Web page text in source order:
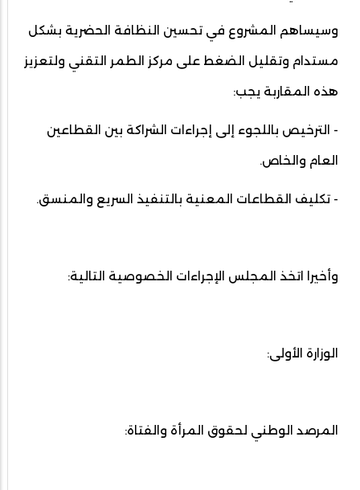
وسيساهم المشروع في تحسين النظافة الحضرية بشكل
مستدام وتقليل الضغط على مركز الطمر التقني ولتعزيز
هذه المقاربة يجب:
- الترخيص باللجوء إلى إجراءات الشراكة بين القطاعين
العام والخاص.
- تكليف القطاعات المعنية بالتنفيذ السريع والمنسق.
وأخيرا اتخذ المجلس الإجراءات الخصوصية التالية:
الوزارة الأولى:
المرصد الوطني لحقوق المرأة والفتاة: